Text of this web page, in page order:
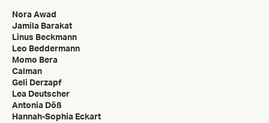
Nora Awad
Jamila Barakat
Linus Beckmann
Leo Beddermann
Momo Bera
Calman
Geli Derzapf
Lea Deutscher
Antonia Döß
Hannah-Sophia Eckart